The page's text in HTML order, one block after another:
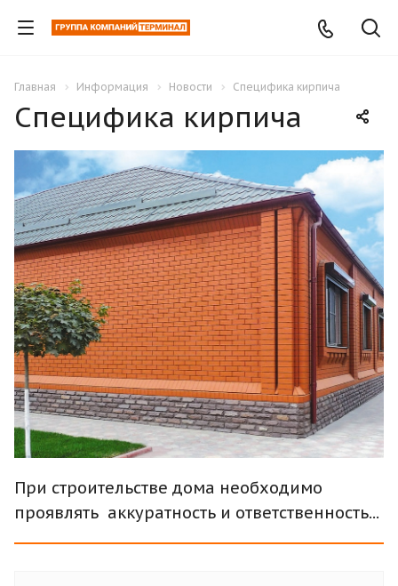
Главная Информация Новости Специфика кирпича
Специфика кирпича
При строительстве дома необходимо
проявлять аккуратность и ответственность...